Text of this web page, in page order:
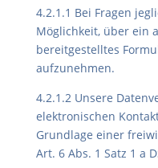
4.2.1.1 Bei Fragen
Möglichkeit, über ein
bereitgestelltes
aufzunehmen.
4.2.1.2 Unsere
elektronischen
Grundlage einer
Art. 6 Abs. 1 Satz 1 a